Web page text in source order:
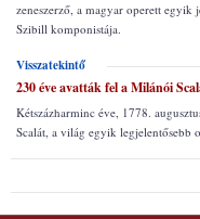
zeneszerző, a magyar operett egyik
Szibill komponistája.
Visszatekintő
230 éve avatták fel a Milánói
Kétszázharminc éve, 1778.
Scalát, a világ egyik legjelentősebb